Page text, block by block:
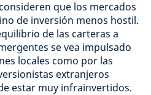
que los mercados
de inversión menos hostil.
de las carteras a
se vea impulsado
locales como por las
extranjeros
estar muy infrainvertidos.